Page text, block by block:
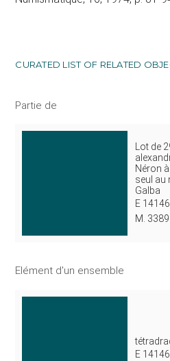
CURATED LIST OF RELATED
Partie de
Lot de
Néron
seul au
Galba
E 14146
M. 3389
Elément d'un ensemble
E 14146